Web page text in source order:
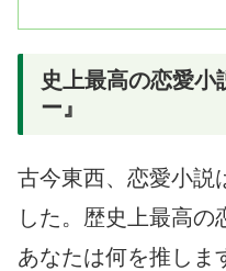
史上最高の恋愛小
ー』
古今東西、恋愛小説
した。歴史上最高の
あなたは何を推しま